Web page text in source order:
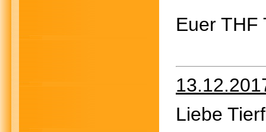
Euer THF
Liebe